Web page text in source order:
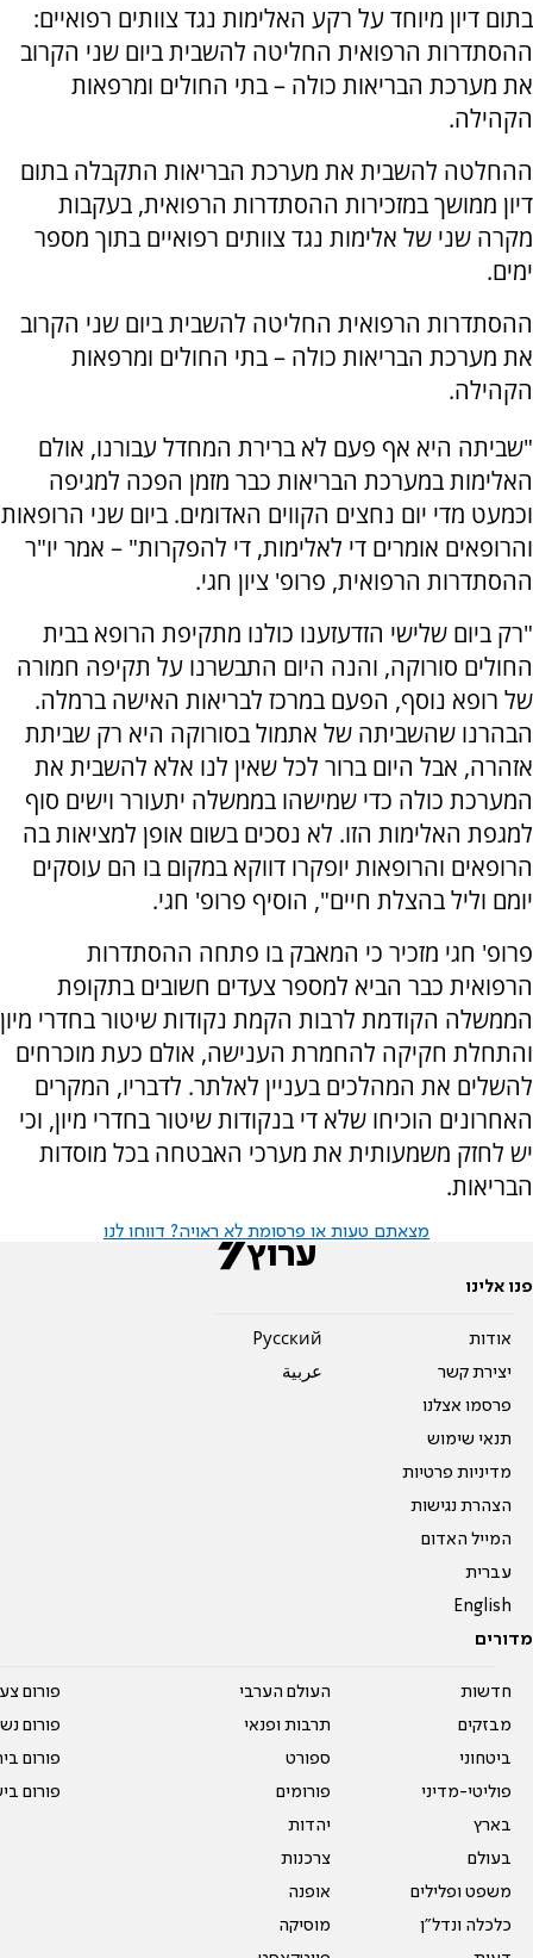
בתום דיון מיוחד על רקע האלימות נגד צוותים רפואיים:
ההסתדרות הרפואית החליטה להשבית ביום שני הקרוב
את מערכת הבריאות כולה – בתי החולים ומרפאות
הקהילה.
ההחלטה להשבית את מערכת הבריאות התקבלה בתום
דיון ממושך במזכירות ההסתדרות הרפואית, בעקבות
מקרה שני של אלימות נגד צוותים רפואיים בתוך מספר
ימים.
ההסתדרות הרפואית החליטה להשבית ביום שני הקרוב
את מערכת הבריאות כולה – בתי החולים ומרפאות
הקהילה.
"שביתה היא אף פעם לא ברירת המחדל עבורנו, אולם
האלימות במערכת הבריאות כבר מזמן הפכה למגיפה
וכמעט מדי יום נחצים הקווים האדומים. ביום שני הרופאות
והרופאים אומרים די לאלימות, די להפקרות" – אמר יו"ר
ההסתדרות הרפואית, פרופ' ציון חגי.
"רק ביום שלישי הזדעזענו כולנו מתקיפת הרופא בבית
החולים סורוקה, והנה היום התבשרנו על תקיפה חמורה
של רופא נוסף, הפעם במרכז לבריאות האישה ברמלה.
הבהרנו שהשביתה של אתמול בסורוקה היא רק שביתת
אזהרה, אבל היום ברור לכל שאין לנו אלא להשבית את
המערכת כולה כדי שמישהו בממשלה יתעורר וישים סוף
למגפת האלימות הזו. לא נסכים בשום אופן למציאות בה
הרופאים והרופאות יופקרו דווקא במקום בו הם עוסקים
יומם וליל בהצלת חיים", הוסיף פרופ' חגי.
פרופ' חגי מזכיר כי המאבק בו פתחה ההסתדרות
הרפואית כבר הביא למספר צעדים חשובים בתקופת
הממשלה הקודמת לרבות הקמת נקודות שיטור בחדרי מיון
והתחלת חקיקה להחמרת הענישה, אולם כעת מוכרחים
להשלים את המהלכים בעניין לאלתר. לדבריו, המקרים
האחרונים הוכיחו שלא די בנקודות שיטור בחדרי מיון, וכי
יש לחזק משמעותית את מערכי האבטחה בכל מוסדות
הבריאות.
מצאתם טעות או פרסומת לא ראויה? דווחו לנו
פנו אלינו
אודות
יצירת קשר
פרסמו אצלנו
תנאי שימוש
מדיניות פרטיות
הצהרת נגישות
המייל האדום
עברית
English
Pусский
عربية
מדורים
חדשות
מבזקים
ביטחוני
פוליטי-מדיני
בארץ
בעולם
משפט ופלילים
כלכלה ונדל"ן
העולם הערבי
תרבות ופנאי
ספורט
פורומים
יהדות
צרכנות
אופנה
מוסיקה
פורום
פורום
פורום
פורום